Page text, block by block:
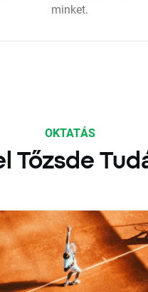
minket.
OKTATÁS
Tőzsde